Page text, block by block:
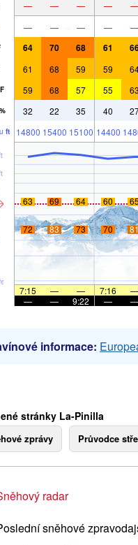
— — — — —
— — — — —
64 70 68 61
61 68 59 59
F 59 68 57 55 63
% 32 22 35 40
ft 14800 15400 15100 14400
63 69 64 60
72 83 73 70
7:15 — — 7:16 —
—
— 9:22 — —
informace:
stránky La-Pinilla
zprávy Průvodce
radar
sněhové